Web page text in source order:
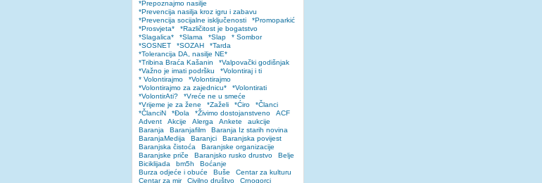
*Prepoznajmo nasilje
*Prevencija nasilja kroz igru i zabavu
*Prevencija socijalne isključenosti
*Promoparkić
*Prosvjeta*
*Različitost je bogatstvo
*Slagalica*
*Slama *Slap
* Sombor
*SOSNET
*SOZAH
*Tarda
*Tolerancija DA, nasilje NE*
*Tribina Braća Kašanin
*Valpovački godišnjak
*Važno je imati podršku
*Volontiraj i ti
* Volontirajmo
*Volontirajmo
*Volontirajmo za zajednicu*
*Volontirati
*VolontirAti?
*Vreće ne u smeće
*Vrijeme je za žene
*Zaželi *Ćiro
*Članci
*ČlanciN
*Đola *Živimo dostojanstveno
ACF
Advent
Akcije Alerga Ankete
aukcije
Baranja
Baranjafilm
Baranja Iz starih novina
BaranjaMedija
Baranjci
Baranjska povijest
Baranjska čistoća
Baranjske organizacije
Baranjske priče
Baranjsko rusko drustvo
Belje
Biciklijada
bm5h
Boćanje
Burza odjeće i obuće
Buše
Centar za kulturu
Centar za mir
Civilno društvo
Crnogorci